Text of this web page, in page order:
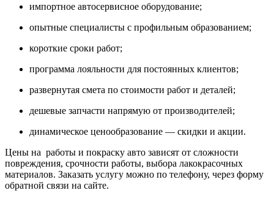
импортное автосервисное оборудование;
опытные специалисты с профильным образованием;
короткие сроки работ;
программа лояльности для постоянных клиентов;
развернутая смета по стоимости работ и деталей;
дешевые запчасти напрямую от производителей;
динамическое ценообразование — скидки и акции.
Цены на работы и покраску авто зависят от сложности
повреждения, срочности работы, выбора лакокрасочных
материалов. Заказать услугу можно по телефону, через форму
обратной связи на сайте.